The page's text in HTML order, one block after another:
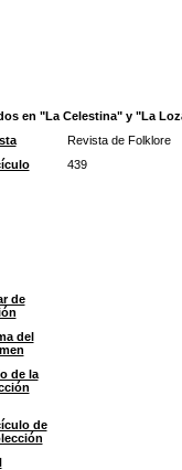
en "La Celestina" y "La
Revista de Folklore
439
de
del
de la
de